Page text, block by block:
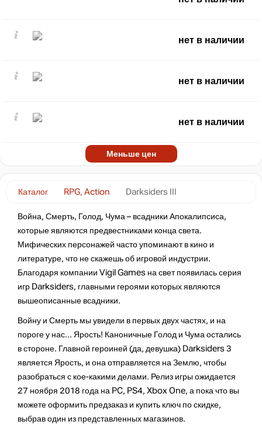
Каталог RPG, Action Darksiders III
Война, Смерть, Голод, Чума – всадники Апокалипсиса,
которые являются предвестниками конца света.
Мифических персонажей часто упоминают в кино и
литературе, что не скажешь об игровой индустрии.
Благодаря компании Vigil Games на свет появилась серия
игр Darksiders, главными героями которых являются
вышеописанные всадники.
Войну и Смерть мы увидели в первых двух частях, и на
пороге у нас… Ярость! Каноничные Голод и Чума остались
в стороне. Главной героиней (да, девушка) Darksiders 3
является Ярость, и она отправляется на Землю, чтобы
разобраться с кое-какими делами. Релиз игры ожидается
27 ноября 2018 года на PC, PS4, Xbox One, а пока что вы
можете оформить предзаказ и купить ключ по скидке,
выбрав один из представленных магазинов.
нет в наличии
нет в наличии
нет в наличии
Меньше цен